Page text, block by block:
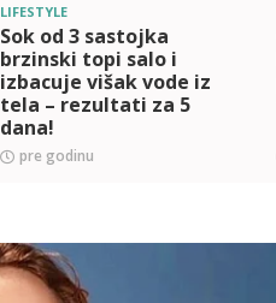
LIFESTYLE
Sok od 3 sastojka
brzinski topi salo i
izbacuje višak vode iz
tela – rezultati za 5
dana!
pre godinu